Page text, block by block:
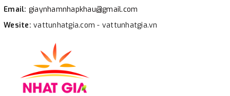
Email: giaynhamnhapkhau@gmail.com
Wesite: vattunhatgia.com - vattunhatgia.vn